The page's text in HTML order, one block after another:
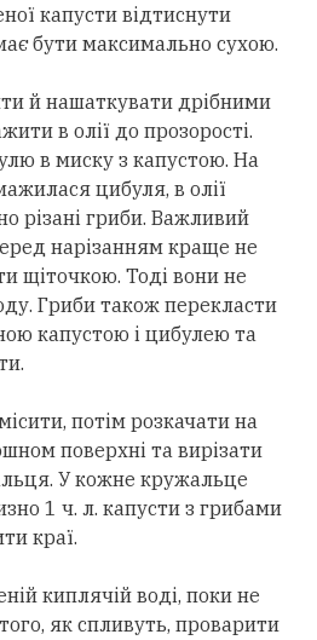
капусти відтиснути
бути максимально сухою.
й нашаткувати дрібними
в олії до прозорості.
в миску з капустою. На
цибуля, в олії
різані гриби. Важливий
нарізанням краще не
щіточкою. Тоді вони не
Гриби також перекласти
капустою і цибулею та
потім розкачати на
поверхні та вирізати
У кожне кружальце
1 ч. л. капусти з грибами
краї.
киплячій воді, поки не
як спливуть, проварити